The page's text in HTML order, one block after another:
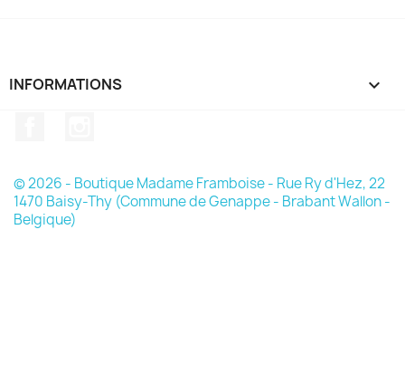
INFORMATIONS 
© 2026 - Boutique Madame Framboise - Rue Ry d'Hez, 22
1470 Baisy-Thy (Commune de Genappe - Brabant Wallon -
Belgique)